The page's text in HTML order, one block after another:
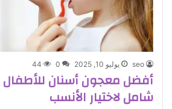
seo يوليو 10, 2025 0
44
أفضل معجون أسنان
شامل لاختيار الأنسب